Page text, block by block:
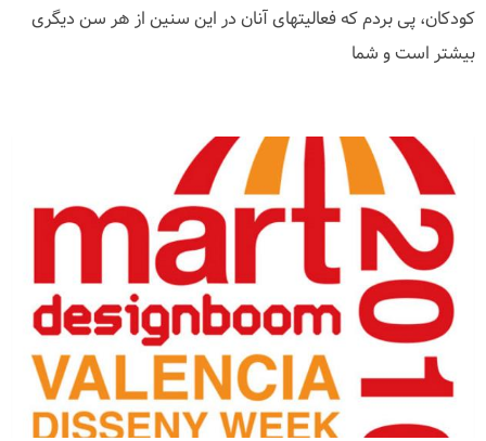
کودکان، پی بردم که فعالیتهای آنان در این سنین از هر سن دیگری
بیشتر است و شما